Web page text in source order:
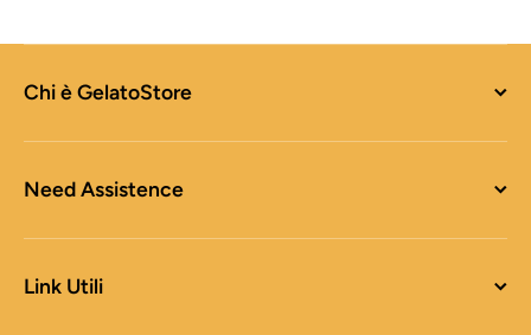
Chi è GelatoStore
Need Assistence
Link Utili